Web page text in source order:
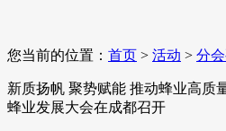
您当前的位置： 首页 > 活动 > 分
新质扬帆 聚势赋能 推动蜂业高质
蜂业发展大会在成都召开